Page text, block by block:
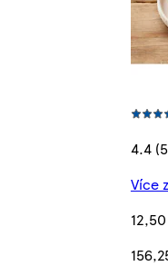
4.4
Více